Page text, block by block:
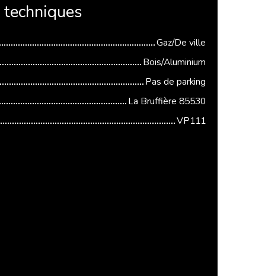
techniques
Gaz/De ville
Bois/Aluminium
Pas de parking
La Bruffière 85530
VP111